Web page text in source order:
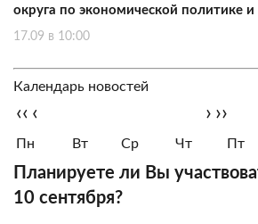
округа по экономической политике
17.09 в 10:00
Календарь новостей
‹‹ ‹ › ››
Пн Вт Ср Чт Пт
Планируете ли Вы
10 сентября?